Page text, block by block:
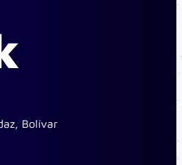
Bolívar